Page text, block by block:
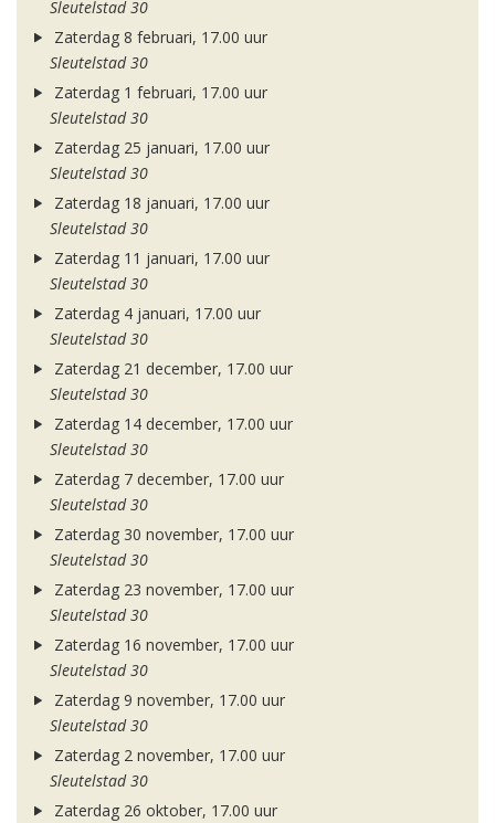
Sleutelstad 30
Zaterdag 8 februari, 17.00 uur
Sleutelstad 30
Zaterdag 1 februari, 17.00 uur
Sleutelstad 30
Zaterdag 25 januari, 17.00 uur
Sleutelstad 30
Zaterdag 18 januari, 17.00 uur
Sleutelstad 30
Zaterdag 11 januari, 17.00 uur
Sleutelstad 30
Zaterdag 4 januari, 17.00 uur
Sleutelstad 30
Zaterdag 21 december, 17.00 uur
Sleutelstad 30
Zaterdag 14 december, 17.00 uur
Sleutelstad 30
Zaterdag 7 december, 17.00 uur
Sleutelstad 30
Zaterdag 30 november, 17.00 uur
Sleutelstad 30
Zaterdag 23 november, 17.00 uur
Sleutelstad 30
Zaterdag 16 november, 17.00 uur
Sleutelstad 30
Zaterdag 9 november, 17.00 uur
Sleutelstad 30
Zaterdag 2 november, 17.00 uur
Sleutelstad 30
Zaterdag 26 oktober, 17.00 uur